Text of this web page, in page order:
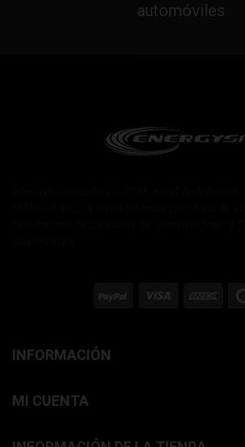
automóviles
INFORMACIÓN
MI CUENTA